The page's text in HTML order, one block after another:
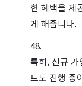
한 혜택을 제
게 해줍니다.
특히, 신규 가
트도 진행 중